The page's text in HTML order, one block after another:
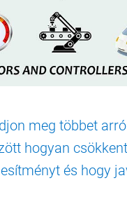
meg többet
hogyan
és hogy